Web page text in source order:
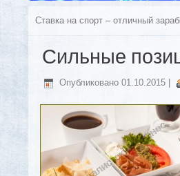
Ставка на спорт – отличный
Сильные
Опубликовано 01.10.2015